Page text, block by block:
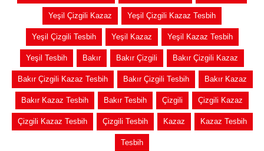
Yeşil Çizgili Kazaz Yeşil Çizgili Kazaz Tesbih
Yeşil Çizgili Tesbih Yeşil Kazaz Yeşil Kazaz Tesbih
Yeşil Tesbih Bakır Bakır Çizgili Bakır Çizgili Kazaz
Bakır Çizgili Kazaz Tesbih Bakır Çizgili Tesbih Bakır Kazaz
Bakır Kazaz Tesbih Bakır Tesbih Çizgili Çizgili Kazaz
Çizgili Kazaz Tesbih Çizgili Tesbih Kazaz Kazaz Tesbih
Tesbih